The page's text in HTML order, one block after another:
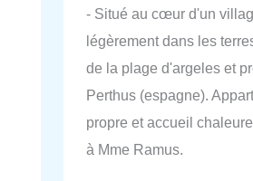
- Situé au cœur d'un
légèrement dans les
de la plage d'argeles et
Perthus (espagne).
propre et accueil
à Mme Ramus.